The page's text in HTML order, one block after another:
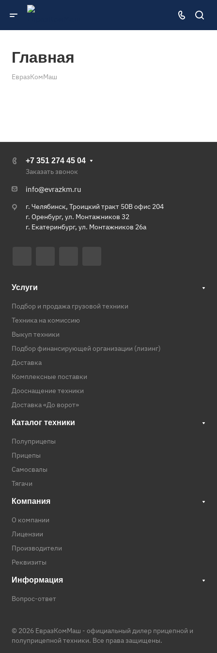
Главная
ЕвразКомМаш
+7 351 274 45 04
Заказать звонок
info@evrazkm.ru
г. Челябинск, Троицкий тракт 50В офис 204
г. Оренбург, ул. Монтажников 32
г. Екатеринбург, ул. Монтажников 26а
Услуги
Подбор и продажа грузовой техники
Техника на комиссию
Выкуп техники
Подбор финансирующей организации (лизинг)
Доставка
Комплексные поставки
Дооснащение техники
Доставка «До ворот»
Каталог техники
Полуприцепы
Прицепы
Самосвалы
Тягачи
Компания
О компании
Лицензии
Производители
Реквизиты
Информация
Вопрос-ответ
© 2026 ЕвразКомМаш - официальный дилер прицепной и
полуприцепной техники. Все права защищены.